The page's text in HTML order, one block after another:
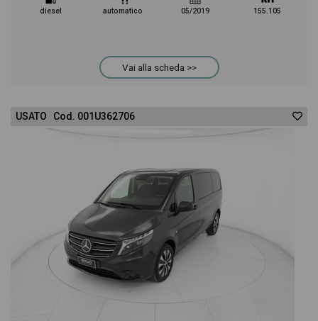
diesel automatico 05/2019 155.105
Vai alla scheda >>
USATO Cod. 001U362706